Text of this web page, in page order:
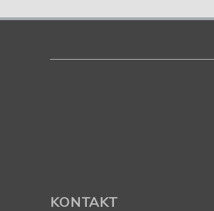
KONTAKT